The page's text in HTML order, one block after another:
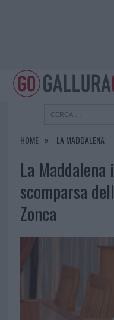
HOME LA MADDALENA
La
scomparsa
Zonca